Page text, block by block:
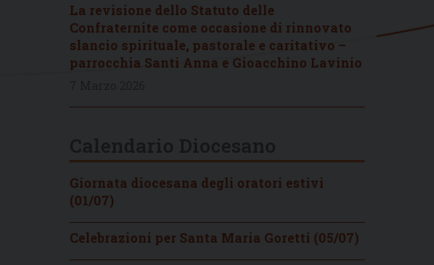
La revisione dello Statuto delle
Confraternite come occasione di rinnovato
slancio spirituale, pastorale e caritativo –
parrocchia Santi Anna e Gioacchino Lavinio
Giornata diocesana degli oratori estivi
(01/07)
Celebrazioni per Santa Maria Goretti (05/07)